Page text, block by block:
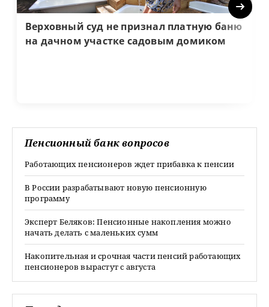
Верховный суд не признал платную баню
на дачном участке садовым домиком
Next
Пенсионный банк вопросов
Работающих пенсионеров ждет прибавка к пенсии
В России разрабатывают новую пенсионную
программу
Эксперт Беляков: Пенсионные накопления можно
начать делать с маленьких сумм
Накопительная и срочная части пенсий работающих
пенсионеров вырастут с августа